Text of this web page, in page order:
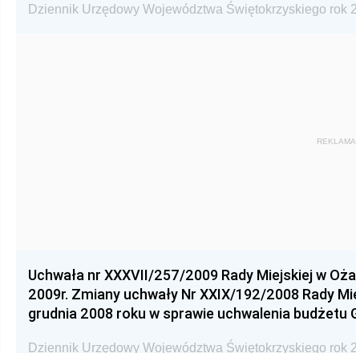
Dziennik Urzędowy Województwa Świętokrzyskiego rok
REKLAMA
Uchwała nr XXXVII/257/2009 Rady Miejskiej w
2009r. Zmiany uchwały Nr XXIX/192/2008 Rady
grudnia 2008 roku w sprawie uchwalenia budżetu
Dziennik Urzędowy Województwa Świętokrzyskiego rok